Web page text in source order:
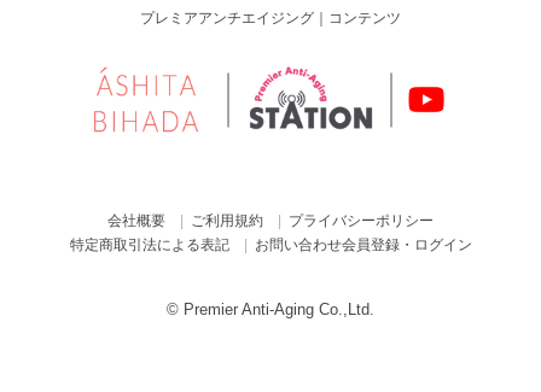
プレミアアンチエイジング｜コンテンツ
会社概要 ご利用規約
プライバシーポリシー
特定商取引法による表記
お問い合わせ会員登録・ログイン
© Premier Anti-Aging Co.,Ltd.